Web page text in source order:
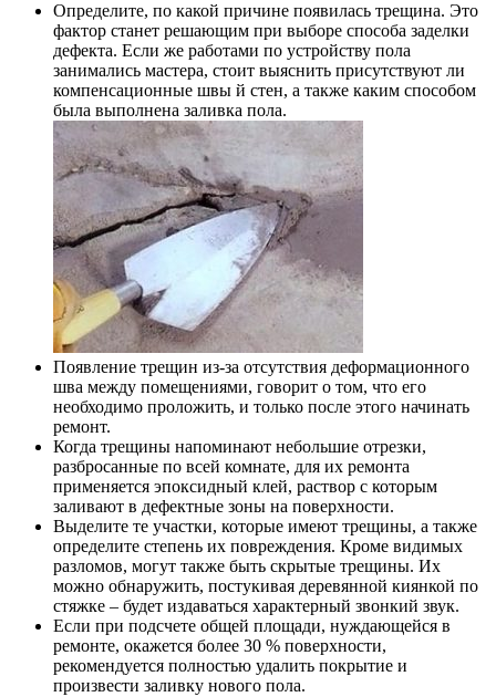
Определите, по какой причине появилась трещина. Это
фактор станет решающим при выборе способа заделки
дефекта. Если же работами по устройству пола
занимались мастера, стоит выяснить присутствуют ли
компенсационные швы й стен, а также каким способом
была выполнена заливка пола.
Появление трещин из-за отсутствия деформационного
шва между помещениями, говорит о том, что его
необходимо проложить, и только после этого начинать
ремонт.
Когда трещины напоминают небольшие отрезки,
разбросанные по всей комнате, для их ремонта
применяется эпоксидный клей, раствор с которым
заливают в дефектные зоны на поверхности.
Выделите те участки, которые имеют трещины, а также
определите степень их повреждения. Кроме видимых
разломов, могут также быть скрытые трещины. Их
можно обнаружить, постукивая деревянной киянкой по
стяжке – будет издаваться характерный звонкий звук.
Если при подсчете общей площади, нуждающейся в
ремонте, окажется более 30 % поверхности,
рекомендуется полностью удалить покрытие и
произвести заливку нового пола.